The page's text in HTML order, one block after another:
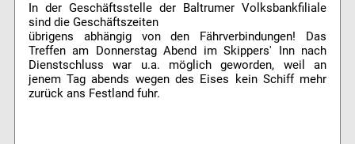
In der Geschäftsstelle der Baltrumer Volksbankfiliale
sind die Geschäftszeiten
übrigens abhängig von den Fährverbindungen! Das
Treffen am Donnerstag Abend im Skippers' Inn nach
Dienstschluss war u.a. möglich geworden, weil an
jenem Tag abends wegen des Eises kein Schiff mehr
zurück ans Festland fuhr.